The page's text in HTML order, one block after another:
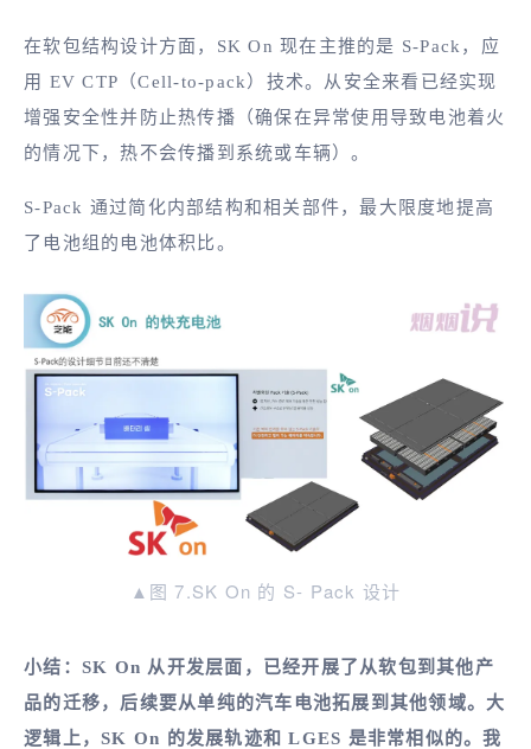
在软包结构设计方面，SK On 现在主推的是 S-Pack，应
用 EV CTP（Cell-to-pack）技术。从安全来看已经实现
增强安全性并防止热传播（确保在异常使用导致电池着火
的情况下，热不会传播到系统或车辆）。
S-Pack 通过简化内部结构和相关部件，最大限度地提高
了电池组的电池体积比。
▲图 7.SK On 的 S- Pack 设计
小结：SK On 从开发层面，已经开展了从软包到其他产
品的迁移，后续要从单纯的汽车电池拓展到其他领域。大
逻辑上，SK On 的发展轨迹和 LGES 是非常相似的。我